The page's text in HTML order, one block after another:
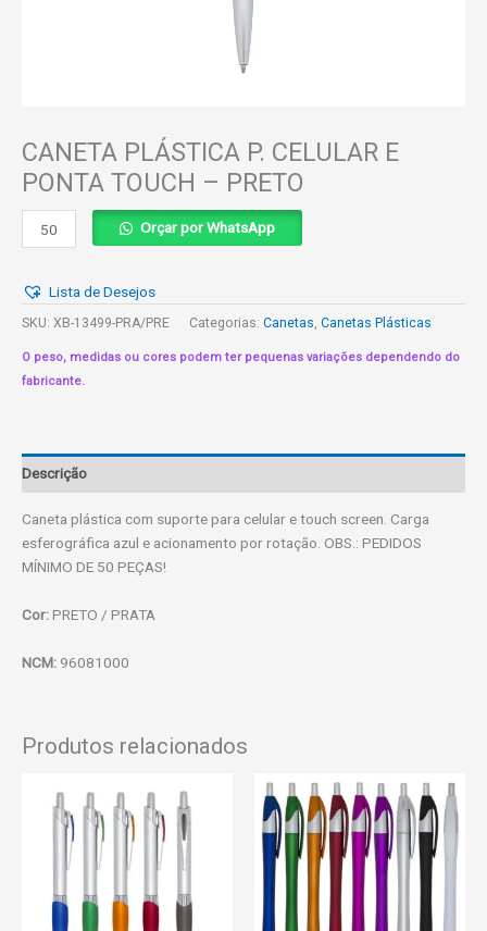
CANETA PLÁSTICA P. CELULAR E
PONTA TOUCH – PRETO
CANETA
PLÁSTICA
CELULAR
E
TOUCH
-
Orçar por WhatsApp
Lista de Desejos
SKU: XB-13499-PRA/PRE Categorias: Canetas, Canetas Plásticas
O peso, medidas ou cores podem ter pequenas variações dependendo do
fabricante.
Descrição
Caneta plástica com suporte para celular e touch screen. Carga
esferográfica azul e acionamento por rotação. OBS.: PEDIDOS
MÍNIMO DE 50 PEÇAS!
Cor:PRETO / PRATA
NCM: 96081000
Produtos relacionados